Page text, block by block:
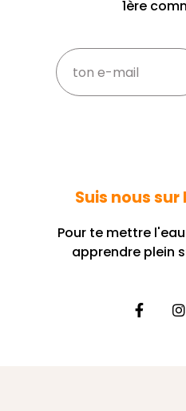
1ère
Suis nous
Pour te mettre
apprendre plein